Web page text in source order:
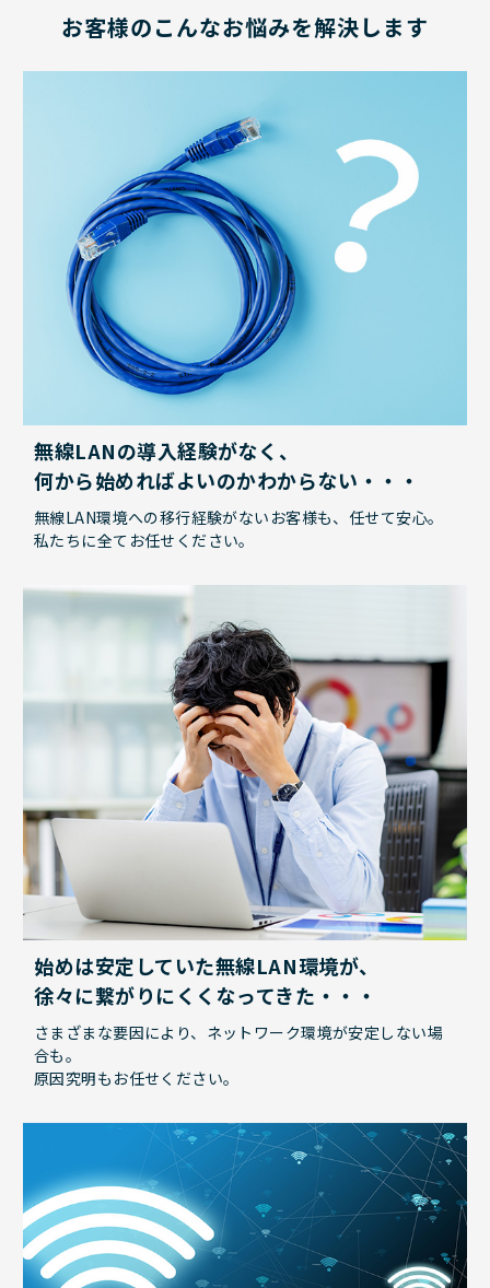
お客様のこんなお悩みを解決します
無線LANの導入経験がなく、
何から始めればよいのかわからない・・・
無線LAN環境への移行経験がないお客様も、任せて安心。
私たちに全てお任せください。
始めは安定していた無線LAN環境が、
徐々に繋がりにくくなってきた・・・
さまざまな要因により、ネットワーク環境が安定しない場
合も。
原因究明もお任せください。